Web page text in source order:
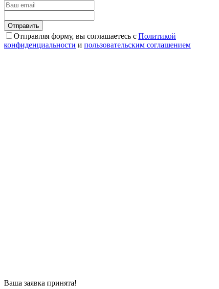
Отправляя форму, вы соглашаетесь с Политикой
конфиденциальности и пользовательским соглашением
Ваша заявка принята!